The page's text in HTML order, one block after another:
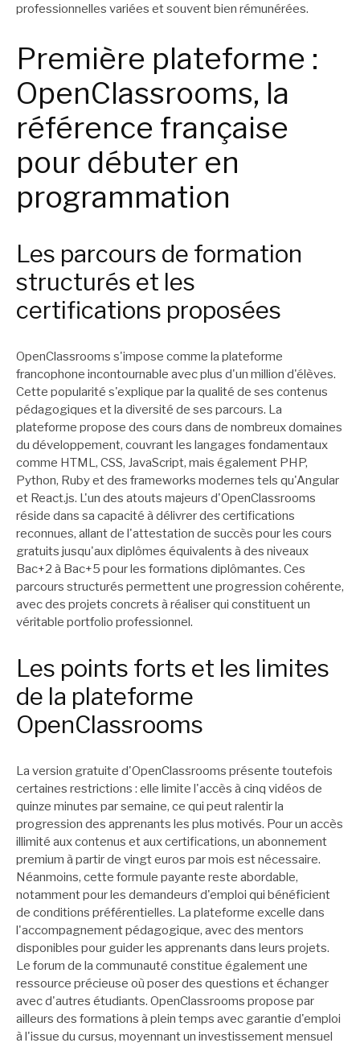
professionnelles variées et souvent bien rémunérées.
Première plateforme :
OpenClassrooms, la
référence française
pour débuter en
programmation
Les parcours de formation
structurés et les
certifications proposées
OpenClassrooms s'impose comme la plateforme
francophone incontournable avec plus d'un million d'élèves.
Cette popularité s'explique par la qualité de ses contenus
pédagogiques et la diversité de ses parcours. La
plateforme propose des cours dans de nombreux domaines
du développement, couvrant les langages fondamentaux
comme HTML, CSS, JavaScript, mais également PHP,
Python, Ruby et des frameworks modernes tels qu'Angular
et React.js. L'un des atouts majeurs d'OpenClassrooms
réside dans sa capacité à délivrer des certifications
reconnues, allant de l'attestation de succès pour les cours
gratuits jusqu'aux diplômes équivalents à des niveaux
Bac+2 à Bac+5 pour les formations diplômantes. Ces
parcours structurés permettent une progression cohérente,
avec des projets concrets à réaliser qui constituent un
véritable portfolio professionnel.
Les points forts et les limites
de la plateforme
OpenClassrooms
La version gratuite d'OpenClassrooms présente toutefois
certaines restrictions : elle limite l'accès à cinq vidéos de
quinze minutes par semaine, ce qui peut ralentir la
progression des apprenants les plus motivés. Pour un accès
illimité aux contenus et aux certifications, un abonnement
premium à partir de vingt euros par mois est nécessaire.
Néanmoins, cette formule payante reste abordable,
notamment pour les demandeurs d'emploi qui bénéficient
de conditions préférentielles. La plateforme excelle dans
l'accompagnement pédagogique, avec des mentors
disponibles pour guider les apprenants dans leurs projets.
Le forum de la communauté constitue également une
ressource précieuse où poser des questions et échanger
avec d'autres étudiants. OpenClassrooms propose par
ailleurs des formations à plein temps avec garantie d'emploi
à l'issue du cursus, moyennant un investissement mensuel